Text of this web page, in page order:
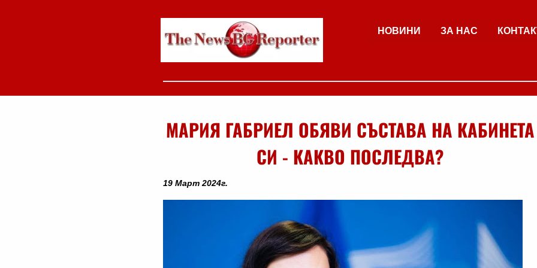
НОВИНИ ЗА НАС
МАРИЯ ГАБРИЕЛ ОБЯВИ СЪСТАВА НА КАБИНЕТА
СИ - КАКВО ПОСЛЕДВА?
19 Март 2024г.